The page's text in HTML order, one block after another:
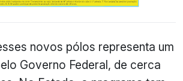
novos pólos representa um
Governo Federal, de cerca